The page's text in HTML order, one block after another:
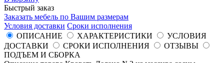
Быстрый заказ
Заказать мебель по Вашим размерам
Условия доставки Сроки исполнения
ОПИСАНИЕ
ХАРАКТЕРИСТИКИ
УСЛОВИЯ
ДОСТАВКИ
СРОКИ ИСПОЛНЕНИЯ
ОТЗЫВЫ
ПОДЪЕМ И СБОРКА